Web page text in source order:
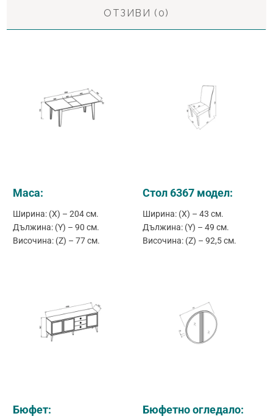
ОТЗИВИ (0)
Маса:
Ширина: (X) – 204 см.
Дължина: (Y) – 90 см.
Височина: (Z) – 77 см.
Стол 6367 модел:
Ширина: (X) – 43 см.
Дължина: (Y) – 49 см.
Височина: (Z) – 92,5 см.
Бюфет: Бюфетно огледало: